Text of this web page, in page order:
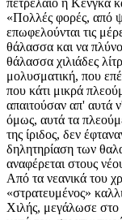
πετρέλαιο η Κενγκά
«Πολλές φορές, από
επωφελούνται τις
θάλασσα και να
θάλασσα χιλιάδες
μολυσματική, που
που κάτι μικρά
απαιτούσαν απ' αυτά
όμως, αυτά τα
της ίριδος, δεν
δηλητηρίαση των
αναφέρεται στους
Από τα νεανικά του
«στρατευμένος»
Χιλής, μεγάλωσε στο